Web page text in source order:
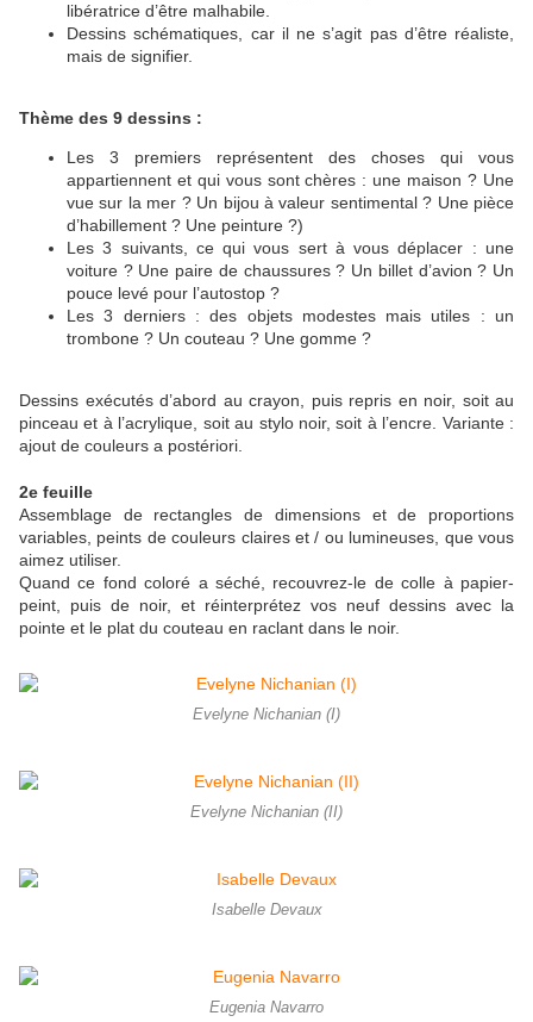
libératrice d’être malhabile.
Dessins schématiques, car il ne s’agit pas d’être réaliste,
mais de signifier.
Thème des 9 dessins :
Les 3 premiers représentent des choses qui vous
appartiennent et qui vous sont chères : une maison ? Une
vue sur la mer ? Un bijou à valeur sentimental ? Une pièce
d’habillement ? Une peinture ?)
Les 3 suivants, ce qui vous sert à vous déplacer : une
voiture ? Une paire de chaussures ? Un billet d’avion ? Un
pouce levé pour l’autostop ?
Les 3 derniers : des objets modestes mais utiles : un
trombone ? Un couteau ? Une gomme ?
Dessins exécutés d’abord au crayon, puis repris en noir, soit au
pinceau et à l’acrylique, soit au stylo noir, soit à l’encre. Variante :
ajout de couleurs a postériori.
2e feuille
Assemblage de rectangles de dimensions et de proportions
variables, peints de couleurs claires et / ou lumineuses, que vous
aimez utiliser.
Quand ce fond coloré a séché, recouvrez-le de colle à papier-
peint, puis de noir, et réinterprétez vos neuf dessins avec la
pointe et le plat du couteau en raclant dans le noir.
Evelyne Nichanian (I)
Evelyne Nichanian (II)
Isabelle Devaux
Eugenia Navarro